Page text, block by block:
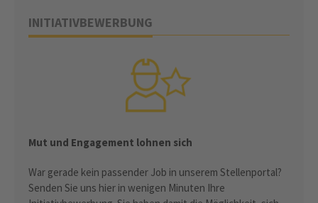
INITIATIVBEWERBUNG
Mut und Engagement lohnen sich
War gerade kein passender Job in unserem Stellenportal?
Senden Sie uns hier in wenigen Minuten Ihre